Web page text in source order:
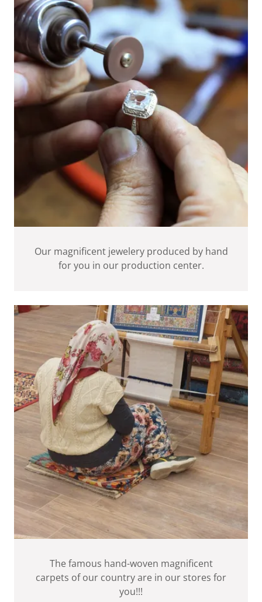
Our magnificent jewelery produced by hand
for you in our production center.
The famous hand-woven magnificent
carpets of our country are in our stores for
you!!!